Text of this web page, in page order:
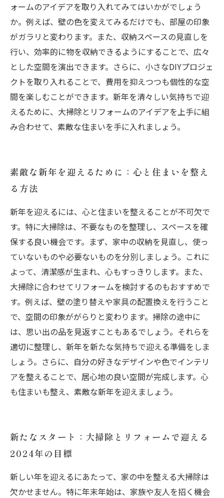
ォームのアイデアを取り入れてみてはいかがでしょう
か。例えば、壁の色を変えてみるだけでも、部屋の印象
がガラリと変わります。また、収納スペースの見直しを
行い、効率的に物を収納できるようにすることで、広々
とした空間を演出できます。さらに、小さなDIYプロジェ
クトを取り入れることで、費用を抑えつつも個性的な空
間を楽しむことができます。新年を清々しい気持ちで迎
えるために、大掃除とリフォームのアイデアを上手に組
み合わせて、素敵な住まいを手に入れましょう。
素敵な新年を迎えるために：心と住まいを整え
る方法
新年を迎えるには、心と住まいを整えることが不可欠で
す。特に大掃除は、不要なものを整理し、スペースを確
保する良い機会です。まず、家中の収納を見直し、使っ
ていないものや必要ないものを分別しましょう。これに
よって、清潔感が生まれ、心もすっきりします。また、
大掃除に合わせてリフォームを検討するのもおすすめで
す。例えば、壁の塗り替えや家具の配置換えを行うこと
で、空間の印象ががらりと変わります。掃除の途中に
は、思い出の品を見返すこともあるでしょう。それらを
適切に整理し、新年を新たな気持ちで迎える準備をしま
しょう。さらに、自分の好きなデザインや色でインテリ
アを整えることで、居心地の良い空間が完成します。心
も住まいも整え、素敵な新年を迎えましょう。
新たなスタート：大掃除とリフォームで迎える
2024年の目標
新しい年を迎えるにあたって、家の中を整える大掃除は
欠かせません。特に年末年始は、家族や友人を招く機会